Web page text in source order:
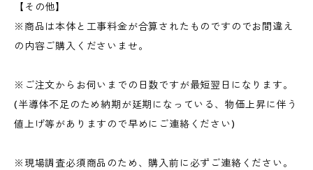
【その他】
※商品は本体と工事料金が合算されたものですのでお間違え
の内容ご購入くださいませ。
※ご注文からお伺いまでの日数ですが最短翌日になります。
(半導体不足のため納期が延期になっている、物価上昇に伴う
値上げ等がありますので早めにご連絡ください)
※現場調査必須商品のため、購入前に必ずご連絡ください。